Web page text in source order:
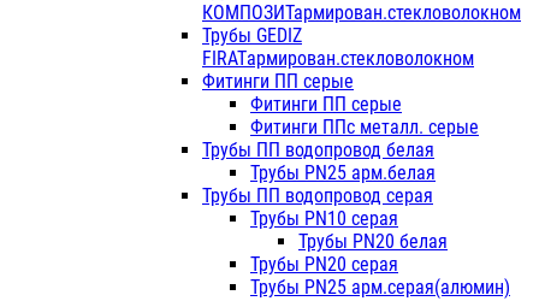
КОМПОЗИТармирован.стекловолокном
Трубы GEDIZ
FIRATармирован.стекловолокном
Фитинги ПП серые
Фитинги ПП серые
Фитинги ППс металл. серые
Трубы ПП водопровод белая
Трубы PN25 арм.белая
Трубы ПП водопровод серая
Трубы PN10 серая
Трубы PN20 белая
Трубы PN20 серая
Трубы PN25 арм.серая(алюмин)